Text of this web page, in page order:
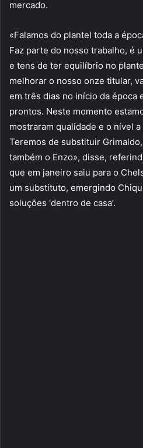
mercado.
«Falamos do plantel toda a
Faz parte do nosso trabalho, é
e tens de ter equilíbrio no
melhorar o nosso onze titular,
em três dias no início da época
prontos. Neste momento
mostraram qualidade e o nível
Teremos de substituir
também o Enzo», disse,
que em janeiro saiu para o
um substituto, emergindo
soluções ‘dentro de casa’.